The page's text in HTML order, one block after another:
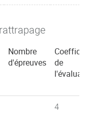
Nombre
d'épreuves
de
4